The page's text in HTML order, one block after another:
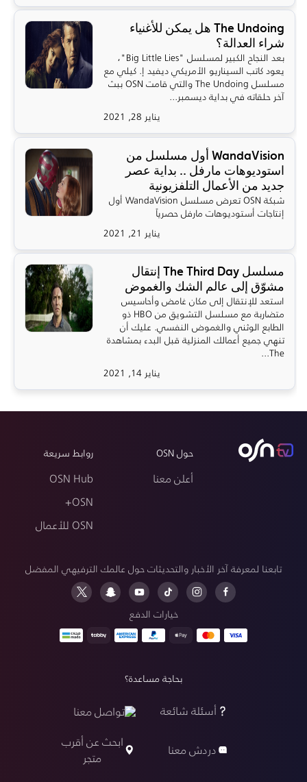
The Undoing هل يمكن للأغنياء
شراء العدالة؟
بعد النجاح الكبير لمسلسل "Big Little Lies"،
يعود كاتب السيناريو الأمريكي ديفيد إ. كيلي مع
مسلسل The Undoing والتي قامت OSN ببث
آخر حلقاته في بداية ديسمبر...
يناير 28, 2021
WandaVision أول مسلسل من
استوديوهات مارفل .. بداية عصر
جديد من الأعمال التلفزيونية
شبكة OSN تعرض مسلسل WandaVision أول
إنتاجات أستوديوهات مارفل حصرياً
يناير 21, 2021
مسلسل The Third Day إنتقال
مشوّق إلى عالم الشك والغموض
استعد للإنتقال إلى مكان غامض وأحاسيس
متضاربة مع مسلسل التشويق من HBO ذو
الطابع الوثني والغموض النفسي. عليك أن
تنهي جميع أعمالك المنزلية قبل البدء بمشاهدة
The...
يناير 14, 2021
حول OSN
أعلن معنا
روابط سريعة
OSN Hub
OSN+
OSN للأعمال
تابعنا لمعرفة آخر الأخبار والتحديثات حول عالمك الترفيهي المفضل
خيارات الدفع
بحاجة مساعدة؟
أسئلة شائعة
تواصل معنا
دردش معنا
ابحث عن أقرب
متجر